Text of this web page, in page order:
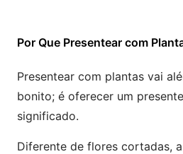
Por Que Presentear com
Presentear com plantas vai
bonito; é oferecer um
significado.
Diferente de flores cortadas,